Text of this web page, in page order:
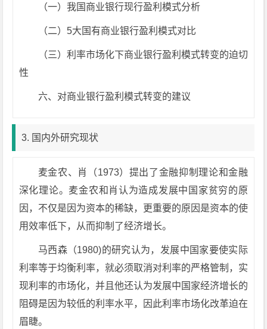
（一）我国商业银行现行盈利模式分析
（二）5大国有商业银行盈利模式对比
（三）利率市场化下商业银行盈利模式转变的迫切
性
六、对商业银行盈利模式转变的建议
3. 国内外研究现状
麦金农、肖（1973）提出了金融抑制理论和金融
深化理论。麦金农和肖认为造成发展中国家贫穷的原
因，不仅是因为资本的稀缺，更重要的原因是资本的使
用效率低下，从而抑制了经济增长。
马西森（1980)的研究认为，发展中国家要使实际
利率等于均衡利率，就必须取消对利率的严格管制，实
现利率的市场化，并且他还认为发展中国家经济增长的
阻碍是因为较低的利率水平，因此利率市场化改革迫在
眉睫。